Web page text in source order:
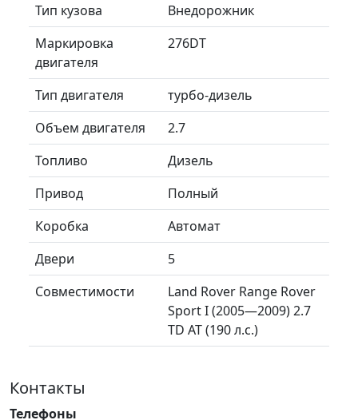
Тип кузова
Внедорожник
Маркировка
двигателя
276DT
Тип двигателя
турбо-дизель
Объем двигателя
2.7
Топливо
Дизель
Привод
Полный
Коробка
Автомат
Двери
5
Совместимости
Land Rover Range Rover
Sport I (2005—2009) 2.7
TD AT (190 л.с.)
Контакты
Телефоны